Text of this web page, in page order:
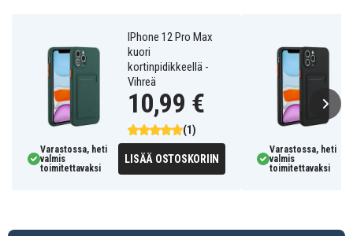
IPhone 12 Pro Max
kuori
kortinpidikkeellä -
Vihreä
(1)
10,99 €
Varastossa, heti
valmis
toimitettavaksi
LISÄÄ OSTOSKORIIN
Varastossa, heti
valmis
toimitettavaksi